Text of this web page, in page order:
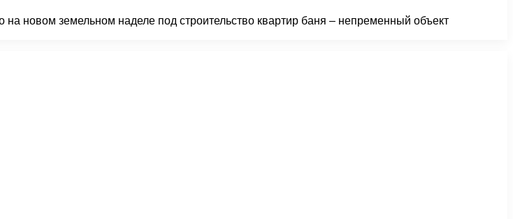
новом земельном наделе под строительство квартир баня – непременный объект